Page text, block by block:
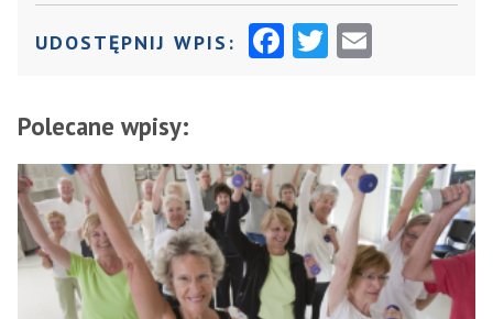
UDOSTĘPNIJ WPIS: F
B
O
O
K
T
T
E
R
Polecane wpisy: